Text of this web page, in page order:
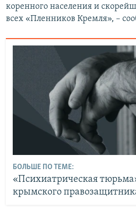
коренного населения и
всех «Пленников Кремля», –
БОЛЬШЕ ПО ТЕМЕ:
«Психиатрическая
крымского